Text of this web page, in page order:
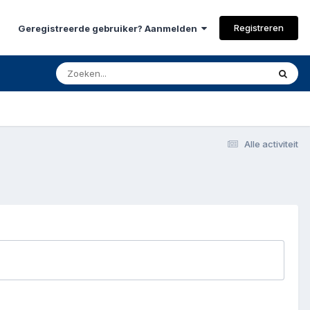
Geregistreerde gebruiker? Aanmelden Registreren
Alle activiteit